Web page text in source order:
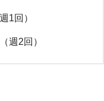
1回）
週2回）